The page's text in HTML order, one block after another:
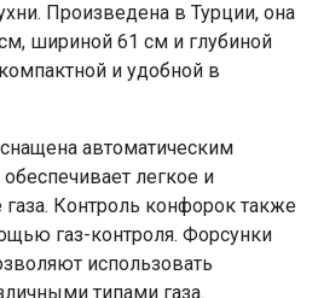
Произведена в Турции, она
шириной 61 см и глубиной
и удобной в
автоматическим
легкое и
Контроль конфорок также
газ-контроля. Форсунки
использовать
типами газа.